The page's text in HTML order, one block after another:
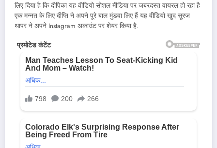
लिए दिया है कि दीपिका यह वीडियो सोशल मीडिया पर जबरदस्त वायरल हो रहा है
एक मन्नत के लिए दीप्ति ने अपने पूरे बाल मुंडवा लिए हैं यह वीडियो खुद सूरज
थापर ने अपने Instagram अकाउंट पर शेयर किया है.